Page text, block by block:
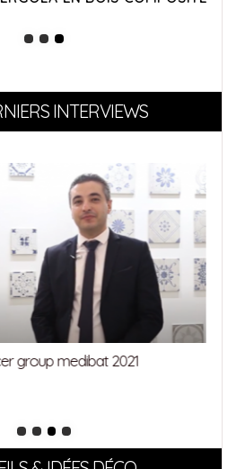
INTERVIEWS
group medibat 2021